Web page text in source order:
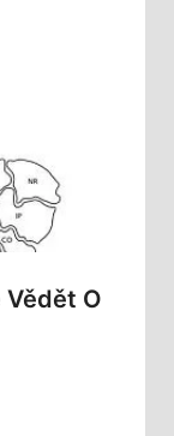
Vědět O